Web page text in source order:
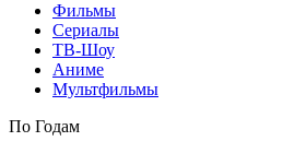
Фильмы
Сериалы
ТВ-Шоу
Аниме
Мультфильмы
По Годам